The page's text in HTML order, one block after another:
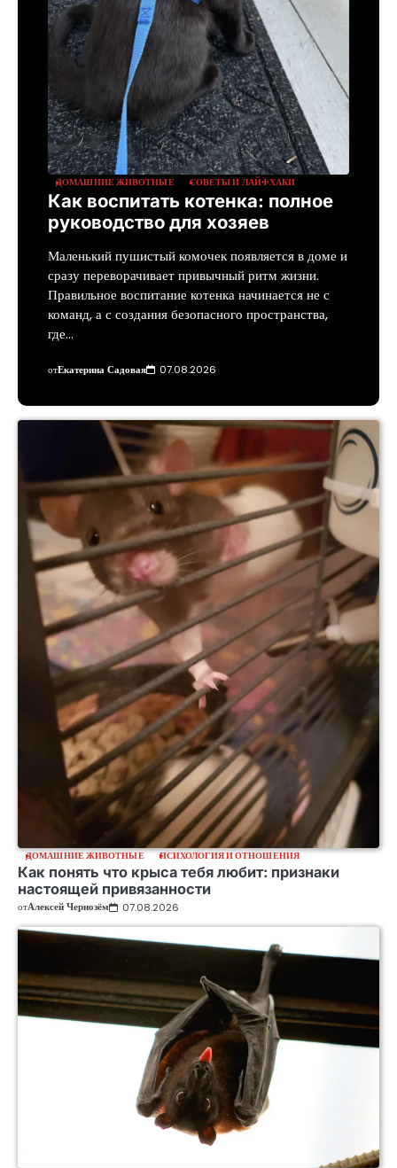
ДОМАШНИЕ ЖИВОТНЫЕ СОВЕТЫ И ЛАЙФХАКИ
Как воспитать котенка: полное
руководство для хозяев
Маленький пушистый комочек появляется в доме и
сразу переворачивает привычный ритм жизни.
Правильное воспитание котенка начинается не с
команд, а с создания безопасного пространства,
где…
отЕкатерина Садовая 07.08.2026
ДОМАШНИЕ ЖИВОТНЫЕ ПСИХОЛОГИЯ И ОТНОШЕНИЯ
Как понять что крыса тебя любит: признаки
настоящей привязанности
отАлексей Чернозём 07.08.2026